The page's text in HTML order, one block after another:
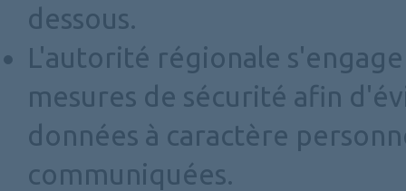
dessous.
L'autorité régionale
mesures de sécurité afin
données à caractère
communiquées.